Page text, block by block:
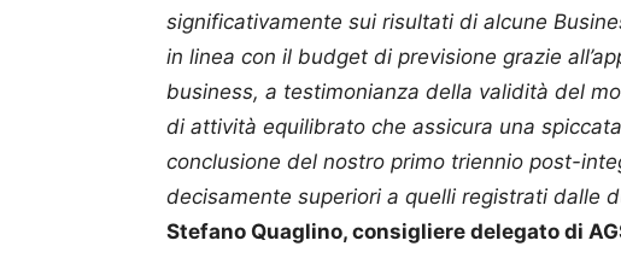
significativamente sui risultati di alcune
in linea con il budget di previsione grazie
business, a testimonianza della validità del
di attività equilibrato che assicura una
conclusione del nostro primo triennio post-
decisamente superiori a quelli registrati dalle
Stefano Quaglino, consigliere delegato di